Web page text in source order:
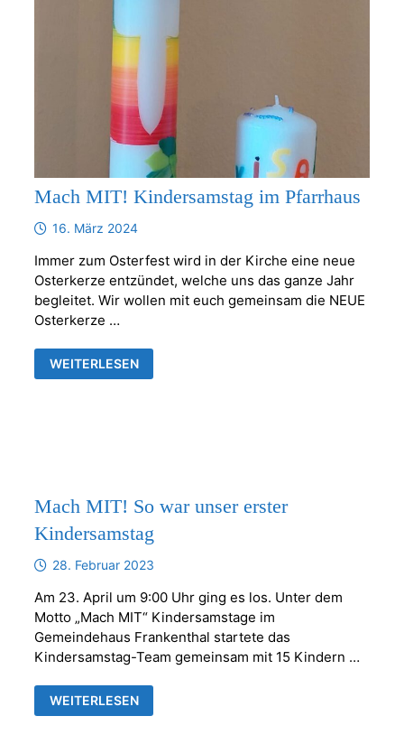
Mach MIT! Kindersamstag im Pfarrhaus
16. März 2024
Immer zum Osterfest wird in der Kirche eine neue
Osterkerze entzündet, welche uns das ganze Jahr
begleitet. Wir wollen mit euch gemeinsam die NEUE
Osterkerze …
MACH
MIT!
WEITERLESEN
Mach MIT! So war unser erster
Kindersamstag
28. Februar 2023
Am 23. April um 9:00 Uhr ging es los. Unter dem
Motto „Mach MIT“ Kindersamstage im
Gemeindehaus Frankenthal startete das
Kindersamstag-Team gemeinsam mit 15 Kindern …
MACH
MIT!
WEITERLESEN